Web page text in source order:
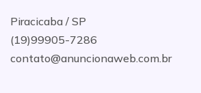
Piracicaba / SP
(19)99905-7286
contato@anuncionaweb.com.br